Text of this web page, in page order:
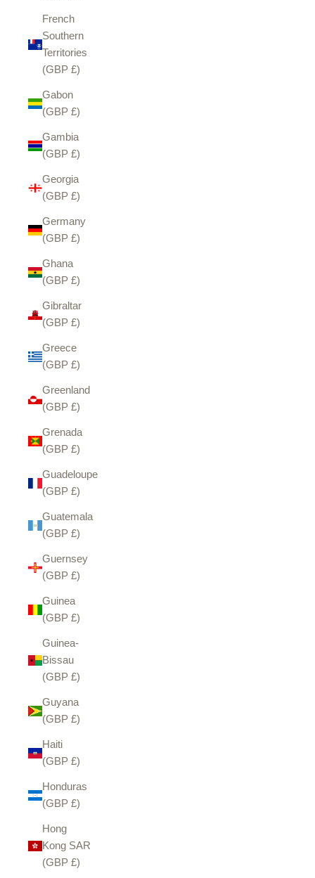
French
Southern
Territories
(GBP £)
Gabon
(GBP £)
Gambia
(GBP £)
Georgia
(GBP £)
Germany
(GBP £)
Ghana
(GBP £)
Gibraltar
(GBP £)
Greece
(GBP £)
Greenland
(GBP £)
Grenada
(GBP £)
Guadeloupe
(GBP £)
Guatemala
(GBP £)
Guernsey
(GBP £)
Guinea
(GBP £)
Guinea-
Bissau
(GBP £)
Guyana
(GBP £)
Haiti
(GBP £)
Honduras
(GBP £)
Hong
Kong SAR
(GBP £)